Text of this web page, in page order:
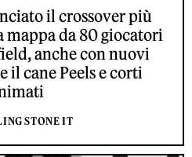
il crossover più
mappa da 80 giocatori
anche con nuovi
il cane Peels e corti
STONE IT